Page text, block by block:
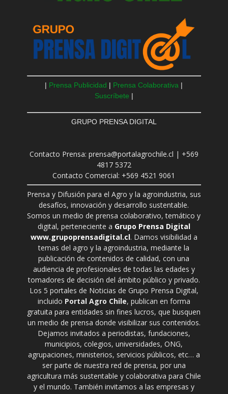
| Prensa Publicidad | Prensa Colaborativa |
Suscríbete |
GRUPO PRENSA DIGITAL
Contacto Prensa: prensa@portalagrochile.cl | +569
4817 5372
Contacto Comercial: +569 4521 9061
Prensa y Difusión para el Agro y la agroindustria, sus
desafíos, innovación y desarrollo sustentable.
Somos un medio de prensa colaborativo, temático y
digital, perteneciente a Grupo Prensa Digital
www.grupoprensadigital.cl. Damos visibilidad a
temas del agro y la agroindustria, mediante la
publicación de contenidos de calidad, con una
audiencia de profesionales de todas las edades y
tomadores de decisión del ámbito público y privado.
Los 5 portales de Noticias de Grupo Prensa Digital,
incluido Portal Agro Chile, publican en forma
gratuita para entidades sin fines lucros, que busquen
un medio de prensa donde visibilizar sus contenidos.
Dejamos invitados a periodistas, fundaciones,
municipios, colegios, universidades, ONG,
agrupaciones, ministerios, servicios públicos, etc… a
ser parte de nuestra red de prensa, por una
agricultura más sustentable y colaborativa para Chile
y el mundo. También invitamos a las empresas y